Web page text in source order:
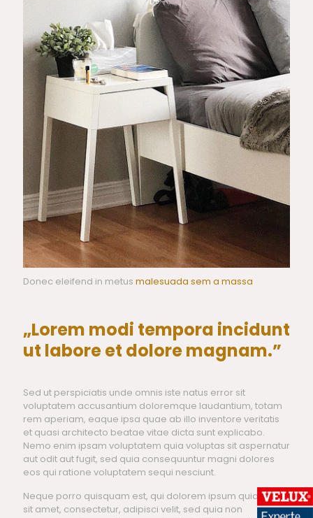
Donec eleifend in metus malesuada sem a massa
„Lorem modi tempora incidunt
ut labore et dolore magnam.”
Sed ut perspiciatis unde omnis iste natus error sit
voluptatem accusantium doloremque laudantium, totam
rem aperiam, eaque ipsa quae ab illo inventore veritatis
et quasi architecto beatae vitae dicta sunt explicabo.
Nemo enim ipsam voluptatem quia voluptas sit aspernatur
aut odit aut fugit, sed quia consequuntur magni dolores
eos qui ratione voluptatem sequi nesciunt.
Neque porro quisquam est, qui dolorem ipsum quia dolor
sit amet, consectetur, adipisci velit, sed quia non